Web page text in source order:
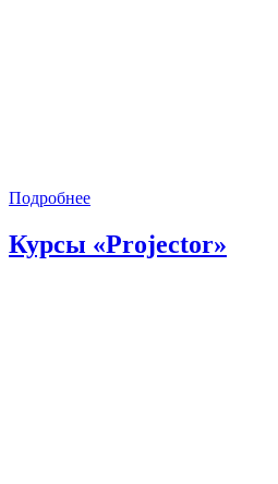
Подробнее
Курсы «Projector»